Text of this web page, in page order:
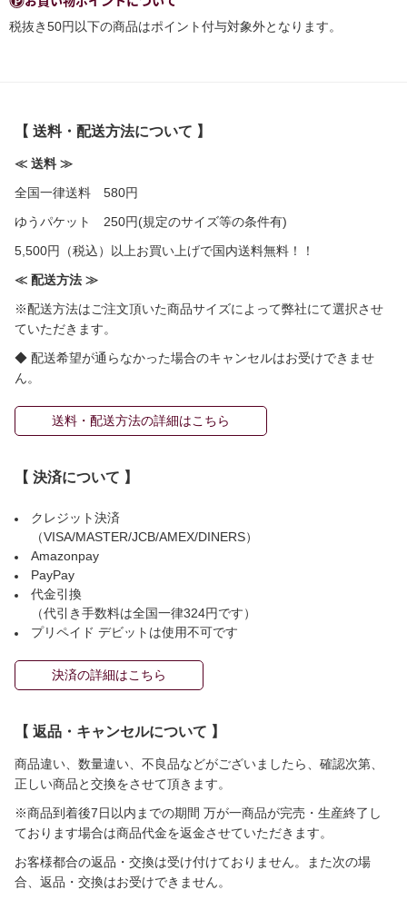
税抜き50円以下の商品はポイント付与対象外となります。
【 送料・配送方法について 】
≪ 送料 ≫
全国一律送料 580円
ゆうパケット 250円(規定のサイズ等の条件有)
5,500円（税込）以上お買い上げで国内送料無料！！
≪ 配送方法 ≫
※配送方法はご注文頂いた商品サイズによって弊社にて選択させ
ていただきます。
◆ 配送希望が通らなかった場合のキャンセルはお受けできませ
ん。
送料・配送方法の詳細はこちら
【 決済について 】
クレジット決済
（VISA/MASTER/JCB/AMEX/DINERS）
Amazonpay
PayPay
代金引換
（代引き手数料は全国一律324円です）
プリペイド デビットは使用不可です
決済の詳細はこちら
【 返品・キャンセルについて 】
商品違い、数量違い、不良品などがございましたら、確認次第、
正しい商品と交換をさせて頂きます。
※商品到着後7日以内までの期間 万が一商品が完売・生産終了し
ております場合は商品代金を返金させていただきます。
お客様都合の返品・交換は受け付けておりません。また次の場
合、返品・交換はお受けできません。